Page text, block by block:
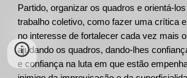
Partido, organizar os quadros e orientá-
trabalho coletivo, como fazer uma crítica
no interesse de fortalecer cada vez mais
ajudando os quadros, dando-lhes
e confiança na luta em que estão